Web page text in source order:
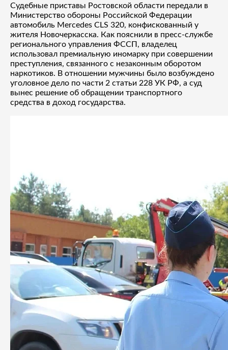
Судебные приставы Ростовской области передали в
Министерство обороны Российской Федерации
автомобиль Mercedes CLS 320, конфискованный у
жителя Новочеркасска. Как пояснили в пресс-службе
регионального управления ФССП, владелец
использовал премиальную иномарку при совершении
преступления, связанного с незаконным оборотом
наркотиков. В отношении мужчины было возбуждено
уголовное дело по части 2 статьи 228 УК РФ, а суд
вынес решение об обращении транспортного
средства в доход государства.